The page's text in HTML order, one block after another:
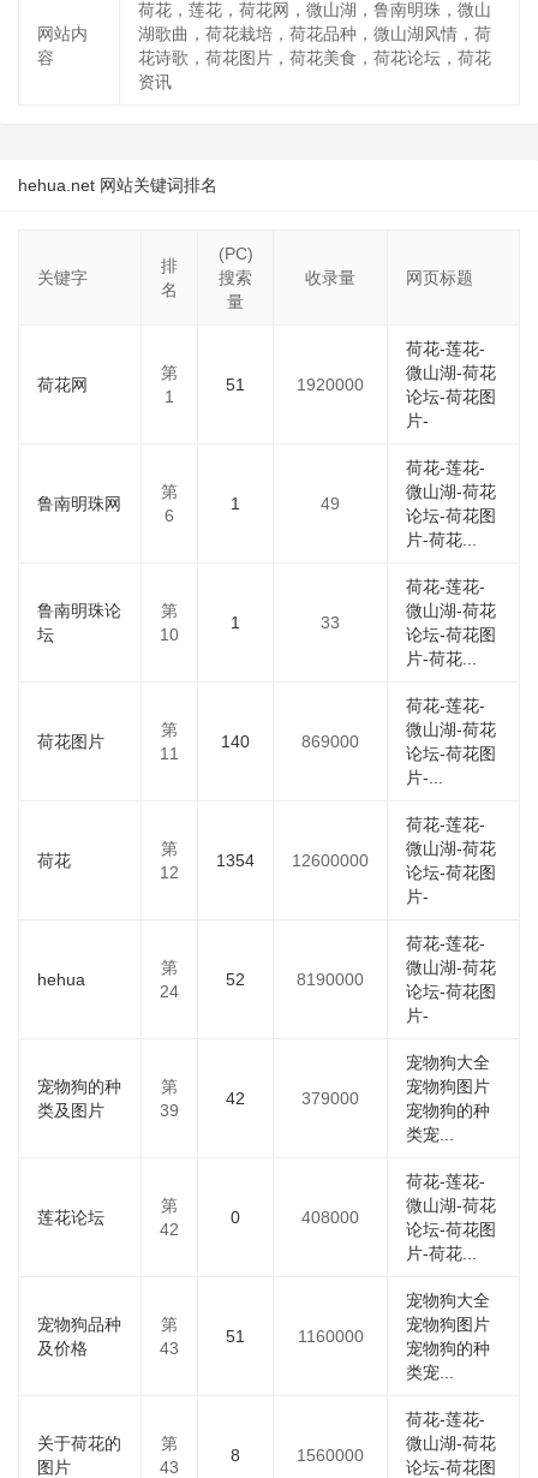
网站内
容
荷花，莲花，荷花网，微山湖，鲁南明珠，微山
湖歌曲，荷花栽培，荷花品种，微山湖风情，荷
花诗歌，荷花图片，荷花美食，荷花论坛，荷花
资讯
hehua.net 网站关键词排名
关键字
排
名
(PC)
搜索
量
收录量 网页标题
荷花网
第
1
51 1920000
荷花-莲花-
微山湖-荷花
论坛-荷花图
片-
鲁南明珠网
第
6
1 49
荷花-莲花-
微山湖-荷花
论坛-荷花图
片-荷花...
鲁南明珠论
坛
第
10
1 33
荷花-莲花-
微山湖-荷花
论坛-荷花图
片-荷花...
荷花图片
第
11
140 869000
荷花-莲花-
微山湖-荷花
论坛-荷花图
片-...
荷花
第
12
1354 12600000
荷花-莲花-
微山湖-荷花
论坛-荷花图
片-
hehua
第
24
52 8190000
荷花-莲花-
微山湖-荷花
论坛-荷花图
片-
宠物狗的种
类及图片
第
39
42 379000
宠物狗大全
宠物狗图片
宠物狗的种
类宠...
莲花论坛
第
42
0 408000
荷花-莲花-
微山湖-荷花
论坛-荷花图
片-荷花...
宠物狗品种
及价格
第
43
51 1160000
宠物狗大全
宠物狗图片
宠物狗的种
类宠...
关于荷花的
图片
第
43
8 1560000
荷花-莲花-
微山湖-荷花
论坛-荷花图